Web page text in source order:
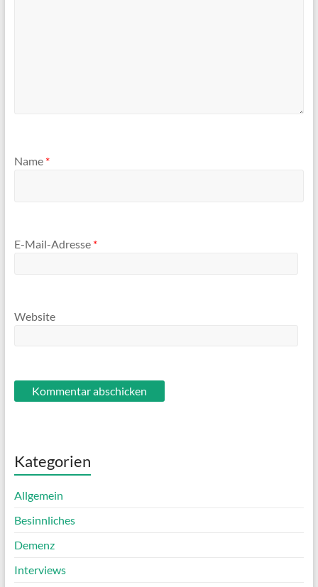
Name *
E-Mail-Adresse *
Website
Kategorien
Allgemein
Besinnliches
Demenz
Interviews